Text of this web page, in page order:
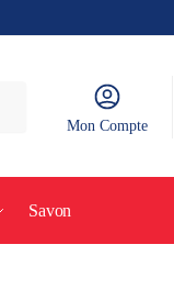
Mon Compte
Savon